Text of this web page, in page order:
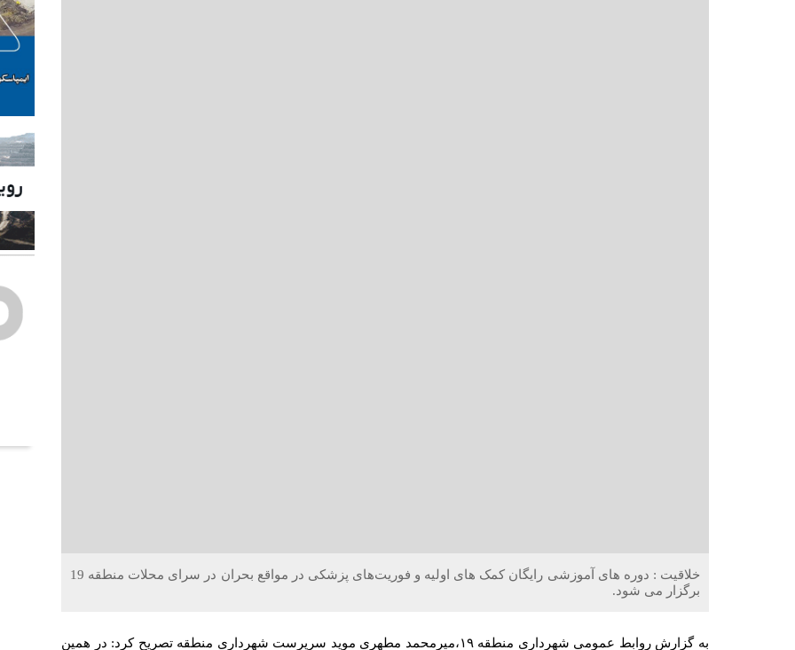
خلاقیت : دوره های آموزشی رایگان کمک های اولیه و فوریت‌های پزشکی در مواقع بحران در سرای محلات منطقه 19
برگزار می شود.
به گزارش روابط عمومی شهرداری منطقه ۱۹،میرمحمد مطهری موید سرپرست شهرداری منطقه تصریح کرد: در همین